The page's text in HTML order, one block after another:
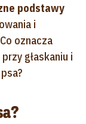
podstawy
i
oznacza
głaskaniu i